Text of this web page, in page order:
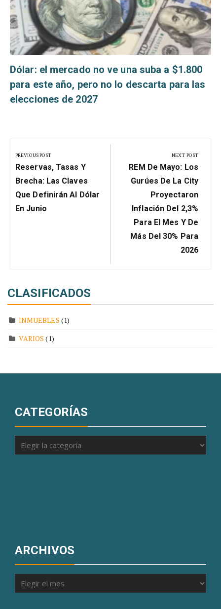
Dólar: el mercado no ve una suba a $1.800
para este año, pero no lo descarta para las
elecciones de 2027
de
entradas
PREVIOUS POST
Previous
Post:
Reservas, Tasas Y
Brecha: Las Claves
Que Definirán Al Dólar
En Junio
NEXT POST
Next
Post:
REM De Mayo: Los
Gurúes De La City
Proyectaron
Inflación Del 2,3%
Para El Mes Y De
Más Del 30% Para
2026
CLASIFICADOS
INMUEBLES (1)
VARIOS (1)
CATEGORÍAS
ARCHIVOS